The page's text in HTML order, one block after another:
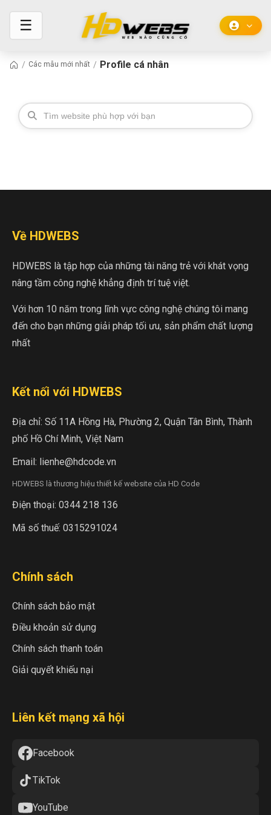
☰
/ Các mẫu mới nhất / Profile cá nhân
Về HDWEBS
HDWEBS là tập hợp của những tài năng trẻ với khát vọng
nâng tầm công nghệ khẳng định trí tuệ việt.
Với hơn 10 năm trong lĩnh vực công nghệ chúng tôi mang
đến cho bạn những giải pháp tối ưu, sản phẩm chất lượng
nhất
Kết nối với HDWEBS
Địa chỉ: Số 11A Hồng Hà, Phường 2, Quận Tân Bình, Thành
phố Hồ Chí Minh, Việt Nam
Email: lienhe@hdcode.vn
HDWEBS là thương hiệu thiết kế website của HD Code
Điện thoại: 0344 218 136
Mã số thuế: 0315291024
Chính sách
Chính sách bảo mật
Điều khoản sử dụng
Chính sách thanh toán
Giải quyết khiếu nại
Liên kết mạng xã hội
Facebook
TikTok
YouTube